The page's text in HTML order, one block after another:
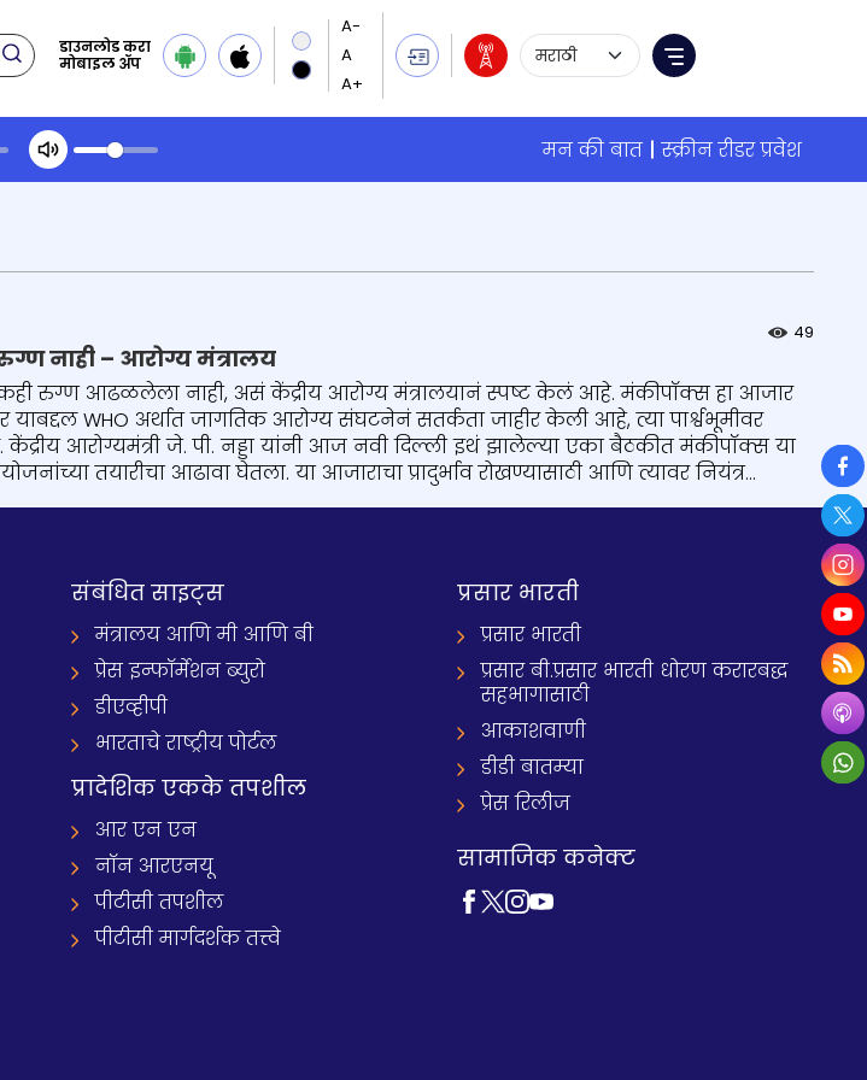
डाउनलोड करा
मोबाइल ॲप
Language Selection
Menu
मन की बात
स्क्रीन रीडर प्रवेश
49
नाही – आरोग्य मंत्रालय
रुग्ण आढळलेला नाही, असं केंद्रीय आरोग्य मंत्रालयानं स्पष्ट केलं आहे. मंकीपॉक्स हा आजार
WHO अर्थात जागतिक आरोग्य संघटनेनं सतर्कता जाहीर केली आहे, त्या पार्श्वभूमीवर
आरोग्यमंत्री जे. पी. नड्डा यांनी आज नवी दिल्ली इथं झालेल्या एका बैठकीत मंकीपॉक्स या
तयारीचा आढावा घेतला. या आजाराचा प्रादुर्भाव रोखण्यासाठी आणि त्यावर नियंत्र...
संबंधित साइट्स
मंत्रालय आणि मी आणि बी
प्रेस इन्फॉर्मेशन ब्युरो
डीएव्हीपी
भारताचे राष्ट्रीय पोर्टल
प्रादेशिक एकके तपशील
आर एन एन
नॉन आरएनयू
पीटीसी तपशील
पीटीसी मार्गदर्शक तत्त्वे
प्रसार भारती
प्रसार भारती
प्रसार बी.प्रसार भारती धोरण करारबद्ध
सहभागासाठी
आकाशवाणी
डीडी बातम्या
प्रेस रिलीज
सामाजिक कनेक्ट